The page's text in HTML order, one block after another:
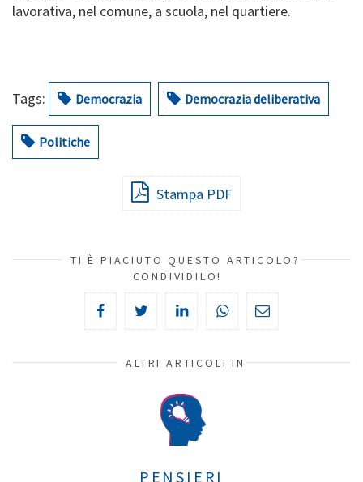
lavorativa, nel comune, a scuola, nel quartiere.
Tags: Democrazia Democrazia deliberativa
Politiche
Stampa PDF
TI È PIACIUTO QUESTO ARTICOLO?
CONDIVIDILO!
ALTRI ARTICOLI IN
PENSIERI